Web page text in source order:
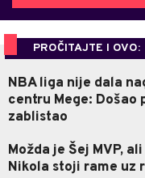
PROČITAJTE I OVO:
NBA liga nije dala
centru Mege: Došao
zablistao
Možda je Šej MVP,
Nikola stoji rame uz